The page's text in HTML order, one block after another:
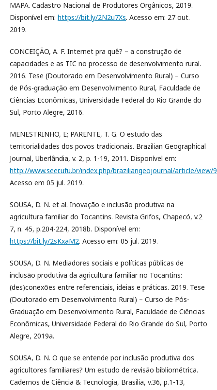
MAPA. Cadastro Nacional de Produtores Orgânicos, 2019.
Disponível em: https://bit.ly/2N2u7Xs. Acesso em: 27 out.
2019.
CONCEIÇÃO, A. F. Internet pra quê? – a construção de
capacidades e as TIC no processo de desenvolvimento rural.
2016. Tese (Doutorado em Desenvolvimento Rural) – Curso
de Pós-graduação em Desenvolvimento Rural, Faculdade de
Ciências Econômicas, Universidade Federal do Rio Grande do
Sul, Porto Alegre, 2016.
MENESTRINHO, E; PARENTE, T. G. O estudo das
territorialidades dos povos tradicionais. Brazilian Geographical
Journal, Uberlândia, v. 2, p. 1-19, 2011. Disponível em:
http://www.seer.ufu.br/index.php/braziliangeojournal/article/view/
Acesso em 05 jul. 2019.
SOUSA, D. N. et al. Inovação e inclusão produtiva na
agricultura familiar do Tocantins. Revista Grifos, Chapecó, v.2
7, n. 45, p.204-224, 2018b. Disponível em:
https://bit.ly/2sKxaM2. Acesso em: 05 jul. 2019.
SOUSA, D. N. Mediadores sociais e políticas públicas de
inclusão produtiva da agricultura familiar no Tocantins:
(des)conexões entre referenciais, ideias e práticas. 2019. Tese
(Doutorado em Desenvolvimento Rural) – Curso de Pós-
Graduação em Desenvolvimento Rural, Faculdade de Ciências
Econômicas, Universidade Federal do Rio Grande do Sul, Porto
Alegre, 2019a.
SOUSA, D. N. O que se entende por inclusão produtiva dos
agricultores familiares? Um estudo de revisão bibliométrica.
Cadernos de Ciência & Tecnologia, Brasília, v.36, p.1-13,